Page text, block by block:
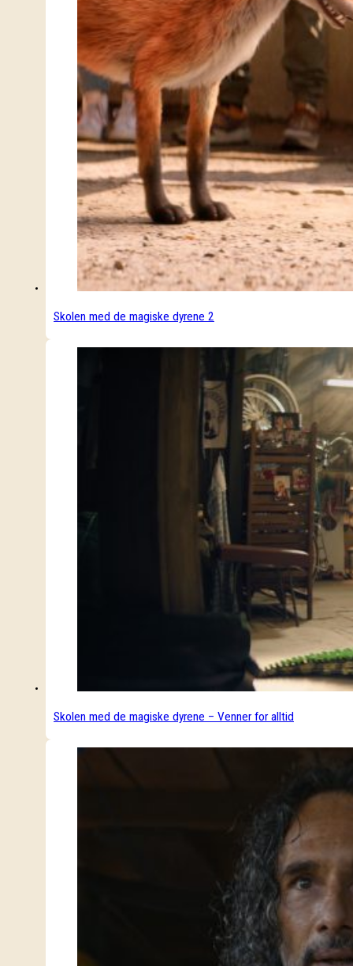
Skolen med de magiske dyrene 2
Skolen med de magiske dyrene – Venner for alltid